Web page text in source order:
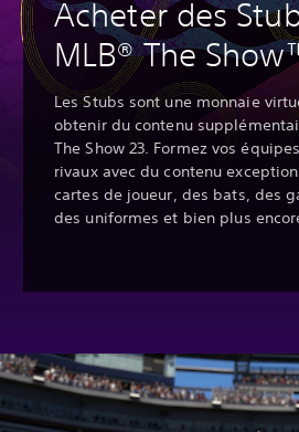
Acheter des
MLB® The
Les Stubs sont une monnaie
obtenir du contenu
The Show 23. Formez vos
rivaux avec du contenu
cartes de joueur, des bats, des
des uniformes et bien plus